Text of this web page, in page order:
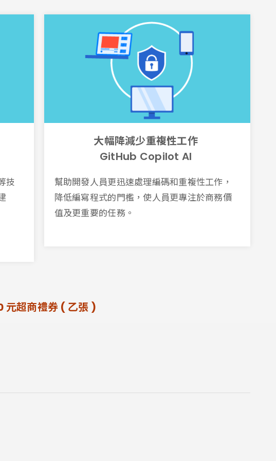
技
大幅降減少重複性工作
GitHub Copilot AI
幫助開發人員更迅速處理編碼和重複性工作，
降低編寫程式的門檻，使人員更專注於商務價
值及更重要的任務。
元超商禮券 ( 乙張 )